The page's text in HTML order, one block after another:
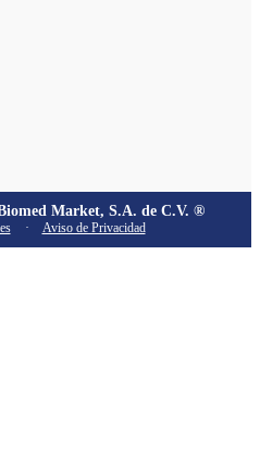
Market, S.A. de C.V. ®
· Aviso de Privacidad